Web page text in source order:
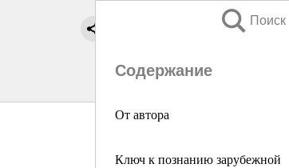
Поиск
Содержание
От автора
Ключ к познанию зарубежной